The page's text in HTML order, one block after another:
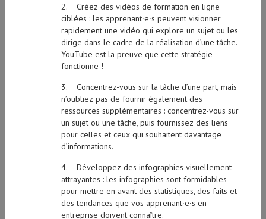
2. Créez des vidéos de formation en ligne
ciblées : les apprenant∙e∙s peuvent visionner
rapidement une vidéo qui explore un sujet ou les
dirige dans le cadre de la réalisation d’une tâche.
YouTube est la preuve que cette stratégie
fonctionne !
3. Concentrez-vous sur la tâche d’une part, mais
n’oubliez pas de fournir également des
ressources supplémentaires : concentrez-vous sur
un sujet ou une tâche, puis fournissez des liens
pour celles et ceux qui souhaitent davantage
d’informations.
4. Développez des infographies visuellement
attrayantes : les infographies sont formidables
pour mettre en avant des statistiques, des faits et
des tendances que vos apprenant∙e∙s en
entreprise doivent connaître.